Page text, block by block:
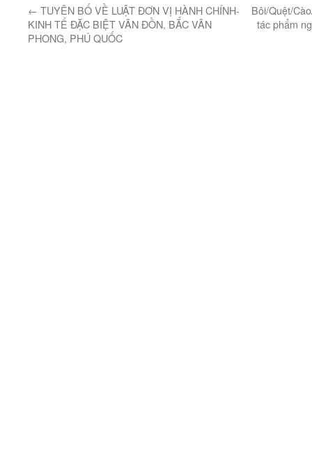
← TUYÊN BỐ VỀ LUẬT ĐƠN VỊ HÀNH CHÍNH-
KINH TẾ ĐẶC BIỆT VÂN ĐỒN, BẮC VÂN
PHONG, PHÚ QUỐC
Bôi/Quệt/
tác phẩm